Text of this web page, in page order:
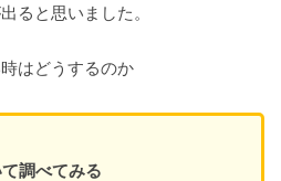
ると思いました。
はどうするのか
調べてみる